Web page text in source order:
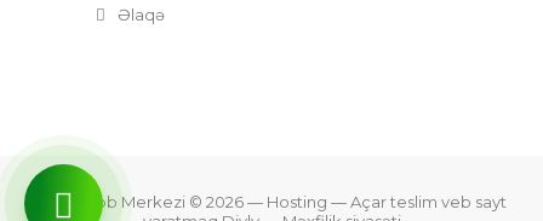
Əlaqə
Zefer Tibb Merkezi © 2026— Hosting —Açar teslim veb sayt